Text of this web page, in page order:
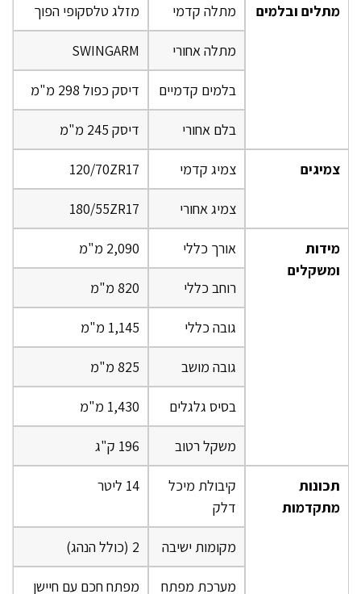
מתלים ובלמים מתלה קדמי מזלג טלסקופי הפוך
מתלה אחורי SWINGARM
בלמים קדמיים דיסק כפול 298 מ"מ
בלם אחורי דיסק 245 מ"מ
צמיגים צמיג קדמי 120/70ZR17
צמיג אחורי 180/55ZR17
מידות
ומשקלים
אורך כללי 2,090 מ"מ
רוחב כללי 820 מ"מ
גובה כללי 1,145 מ"מ
גובה מושב 825 מ"מ
בסיס גלגלים 1,430 מ"מ
משקל רטוב 196 ק"ג
תכונות
מתקדמות
קיבולת מיכל
דלק
14 ליטר
מקומות ישיבה 2 (כולל הנהג)
מערכת מפתח מפתח חכם עם חיישן